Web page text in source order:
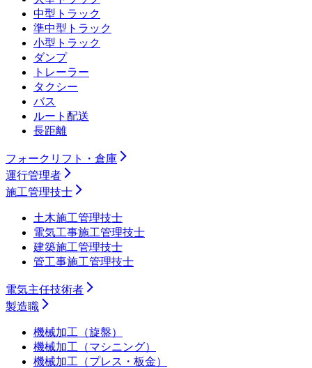
中型トラック
準中型トラック
小型トラック
ダンプ
トレーラー
タクシー
バス
ルート配送
長距離
フォークリフト・倉庫
運行管理者
施工管理技士
土木施工管理技士
電気工事施工管理技士
建築施工管理技士
管工事施工管理技士
電気主任技術者
製造職
機械加工（旋盤）
機械加工（マシニング）
機械加工（プレス・板金）